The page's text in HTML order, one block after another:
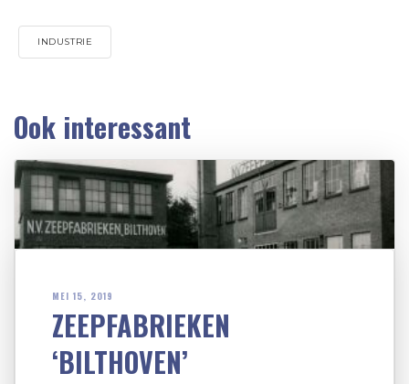
INDUSTRIE
Ook interessant
MEI 15, 2019
ZEEPFABRIEKEN
‘BILTHOVEN’